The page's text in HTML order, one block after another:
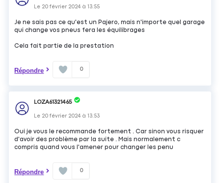
Le 20 février 2024 à13:55
Je ne sais pas ce qu'est un Pajero, mais n'importe quel garage
qui change vos pneus fera les équilibrages
Cela fait partie de la prestation
Répondre 0
LOZA61321465
Le 20 février 2024 à13:53
Oui je vous le recommande fortement . Car sinon vous risquer
d'avoir des problème par la suite . Mais normalement c
compris quand vous l'amener pour changer les penu
Répondre 0